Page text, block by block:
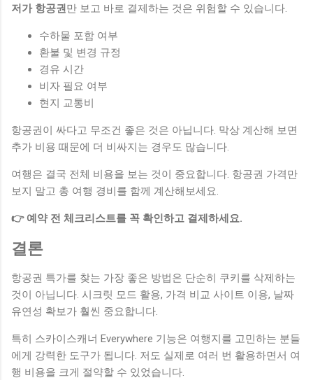
저가 항공권만 보고 바로 결제하는 것은 위험할 수 있습니다.
수하물 포함 여부
환불 및 변경 규정
경유 시간
비자 필요 여부
현지 교통비
항공권이 싸다고 무조건 좋은 것은 아닙니다. 막상 계산해 보면
추가 비용 때문에 더 비싸지는 경우도 많습니다.
여행은 결국 전체 비용을 보는 것이 중요합니다. 항공권 가격만
보지 말고 총 여행 경비를 함께 계산해보세요.
👉 예약 전 체크리스트를 꼭 확인하고 결제하세요.
결론
항공권 특가를 찾는 가장 좋은 방법은 단순히 쿠키를 삭제하는
것이 아닙니다. 시크릿 모드 활용, 가격 비교 사이트 이용, 날짜
유연성 확보가 훨씬 중요합니다.
특히 스카이스캐너 Everywhere 기능은 여행지를 고민하는 분들
에게 강력한 도구가 됩니다. 저도 실제로 여러 번 활용하면서 여
행 비용을 크게 절약할 수 있었습니다.